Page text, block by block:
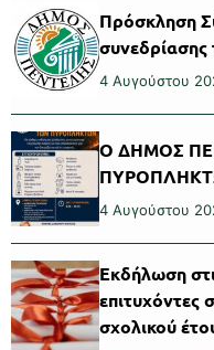
Πρόσκληση
συνεδρίασης
4 Αυγούστου
Ο ΔΗΜΟΣ
4 Αυγούστου
Εκδήλωση
επιτυχόντες
σχολικού